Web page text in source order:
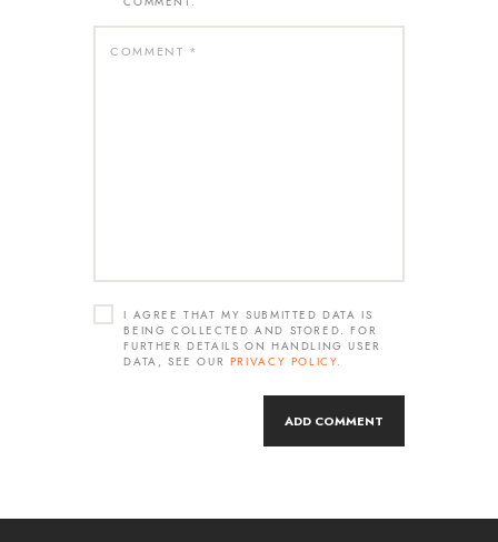
I AGREE THAT MY SUBMITTED DATA IS
BEING COLLECTED AND STORED. FOR
FURTHER DETAILS ON HANDLING USER
DATA, SEE OUR PRIVACY POLICY.